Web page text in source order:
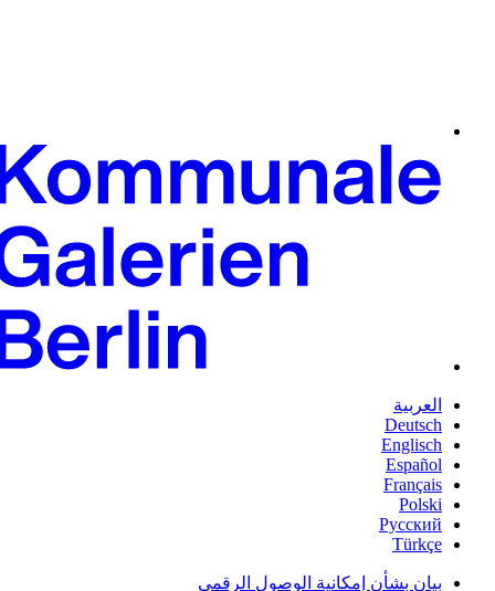
العربية
Deutsch
Englisch
Español
Français
Polski
Русский
Türkçe
بيان بشأن إمكانية الوصول الرقمي